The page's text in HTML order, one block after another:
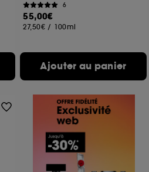
6
55,00€
27,50€ / 100ml
Ajouter au panier